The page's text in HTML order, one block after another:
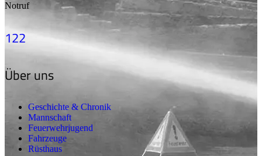
Notruf
122
Über uns
Geschichte & Chronik
Mannschaft
Feuerwehrjugend
Fahrzeuge
Rüsthaus